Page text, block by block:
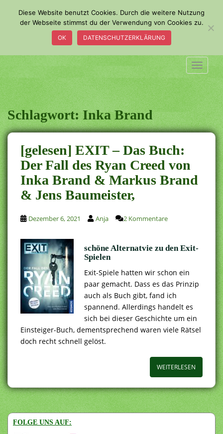
a
i
n
c
o
n
t
e
n
t
Schlagwort:Inka Brand
[gelesen] EXIT – Das Buch:
Der Fall des Ryan Creed von
Inka Brand & Markus Brand
& Jens Baumeister,
Dezember 6, 2021 Anja 2 Kommentare
schöne Alternatvie zu den Exit-
Spielen
Exit-Spiele hatten wir schon ein
paar gemacht. Dass es das Prinzip
auch als Buch gibt, fand ich
spannend. Allerdings handelt es
sich bei dieser Geschichte um ein
Einsteiger-Buch, dementsprechend waren viele Rätsel
doch recht schnell gelöst.
WEITERLESEN
FOLGE UNS AUF:
Diese Website benutzt Cookies. Durch die weitere Nutzung
der Webseite stimmst du der Verwendung von Cookies zu.
OK DATENSCHUTZERKLÄRUNG